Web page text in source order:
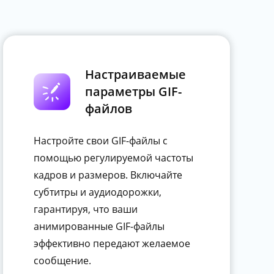
Настраиваемые
параметры GIF-
файлов
Настройте свои GIF-файлы с
помощью регулируемой частоты
кадров и размеров. Включайте
субтитры и аудиодорожки,
гарантируя, что ваши
анимированные GIF-файлы
эффективно передают желаемое
сообщение.